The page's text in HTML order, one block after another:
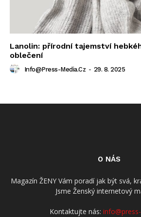
Lanolin: přírodní tajemství
oblečení
Info@press-Media.cz - 29. 8. 2025
O NÁS
Magazín ŽENY Vám poradí jak být svá,
Jsme Ženský internetový
Kontaktujte nás: